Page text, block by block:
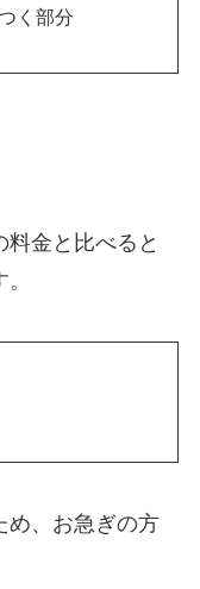
く部分
金と比べると
め、お急ぎの方